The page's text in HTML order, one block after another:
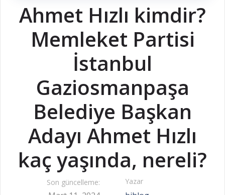
Ahmet Hızlı kimdir?
Memleket Partisi
İstanbul
Gaziosmanpaşa
Belediye Başkan
Adayı Ahmet Hızlı
kaç yaşında, nereli?
Son güncelleme: Yazar